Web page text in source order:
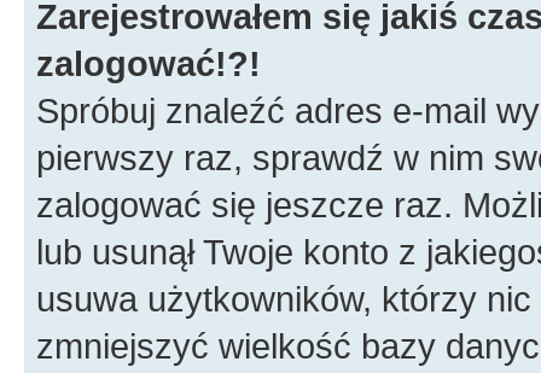
Zarejestrowałem się jakiś
zalogować!?!
Spróbuj znaleźć adres e-mail
pierwszy raz, sprawdź w nim
zalogować się jeszcze raz.
lub usunął Twoje konto z
usuwa użytkowników, którzy
zmniejszyć wielkość bazy